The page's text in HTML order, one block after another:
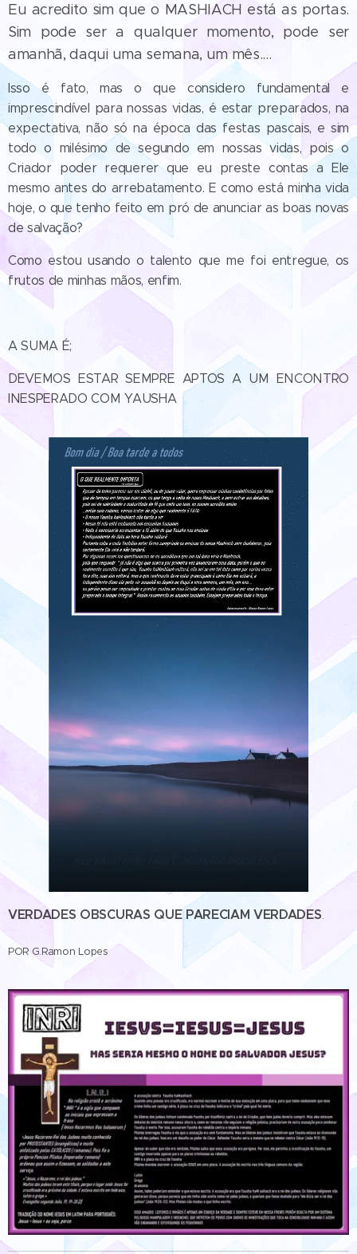
Eu acredito sim que o MASHIACH está as portas.
Sim pode ser a qualquer momento, pode ser
amanhã, daqui uma semana, um mês....
Isso é fato, mas o que considero fundamental e
imprescindível para nossas vidas, é estar preparados, na
expectativa, não só na época das festas pascais, e sim
todo o milésimo de segundo em nossas vidas, pois o
Criador poder requerer que eu preste contas a Ele
mesmo antes do arrebatamento. E como está minha vida
hoje, o que tenho feito em pró de anunciar as boas novas
de salvação?
Como estou usando o talento que me foi entregue, os
frutos de minhas mãos, enfim.
A SUMA É;
DEVEMOS ESTAR SEMPRE APTOS A UM ENCONTRO
INESPERADO COM YAUSHA
VERDADES OBSCURAS QUE PARECIAM VERDADES.
POR G.Ramon Lopes